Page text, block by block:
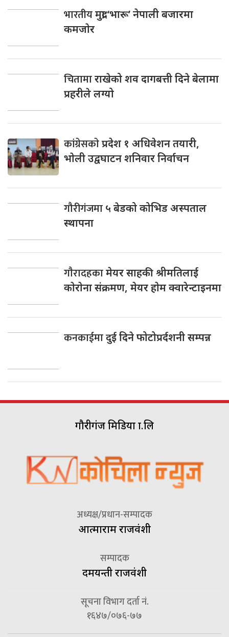
भारतीयमुद्रा ‘भारू’ नेपाली बजारमा
कमजाेर
चितामाराखेको शव दागबत्ती दिने बेलामा
प्रहरीले लग्यो
कांग्रेसकाेप्रदेश १ अधिवेशन तयारी,
भाेली उद्वघाटन शनिवार निर्वाचन
गौरीगंजमा ५ बेडको कोभिड अस्पताल
स्थापना
गाैरादहकामेयर साहकी श्रीमतिलाई
काेराेना संक्रमण, मेयर हाेम क्वारेन्टाइनमा
कनकाईमादुई दिने फोटोप्रर्दशनी सम्पन्न
गौरीगंज मिडिया प्रा.लि
अध्यक्ष/प्रधान-सम्पादक
आत्माराम राजवंशी
सम्पादक
दमयन्ती राजवंशी
सूचना विभाग दर्ता नं.
१६४७/०७६-७७